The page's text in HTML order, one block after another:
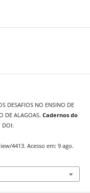
DESAFIOS NO ENSINO DE
DE ALAGOAS. Cadernos do
DOI:
4413. Acesso em: 9 ago.